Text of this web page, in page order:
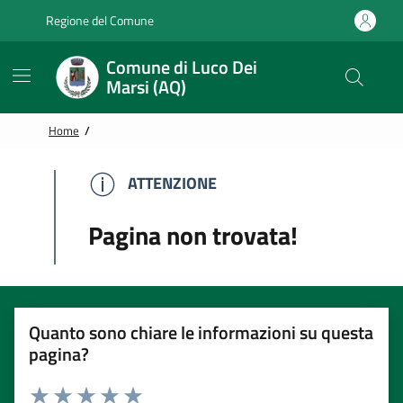
Regione del Comune
Comune di Luco Dei
Marsi (AQ)
Home /
ATTENZIONE
ATTENZIONE
Pagina non trovata!
Quanto sono chiare le informazioni su questa
pagina?
Rating: